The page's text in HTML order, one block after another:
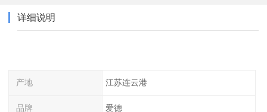
详细说明
产地 江苏连云港
品牌 爱德